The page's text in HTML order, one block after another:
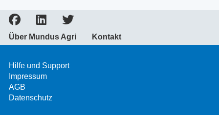
Über Mundus Agri Kontakt
Hilfe und Support
Impressum
AGB
Datenschutz